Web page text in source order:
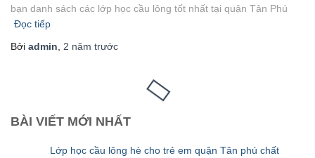
bạn danh sách các lớp học cầu lông tốt nhất tại quận Tân Phú
Đọc tiếp
Bởi admin, 2 năm trước
BÀI VIẾT MỚI NHẤT
Lớp học cầu lông hè cho trẻ em quận Tân phú chất